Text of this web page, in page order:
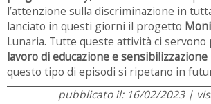
l’attenzione sulla discriminazione in
lanciato in questi giorni il progetto
Lunaria. Tutte queste attività ci servono
lavoro di educazione e sensibilizzazione
questo tipo di episodi si ripetano in
pubblicato il: 16/02/2023 |